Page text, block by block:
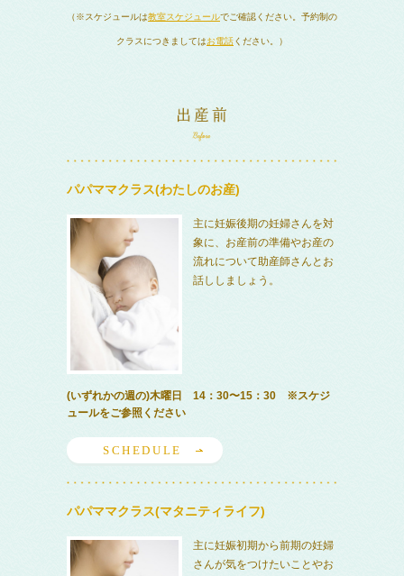
（※スケジュールは教室スケジュールでご確認ください。予約制の
クラスにつきましてはお電話ください。）
パパママクラス(わたしのお産)
主に妊娠後期の妊婦さんを対
象に、お産前の準備やお産の
流れについて助産師さんとお
話ししましょう。
(いずれかの週の)木曜日 14：30〜15：30 ※スケジ
ュールをご参照ください
SCHEDULE
パパママクラス(マタニティライフ)
主に妊娠初期から前期の妊婦
さんが気をつけたいことやお